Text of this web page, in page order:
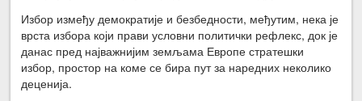
Избор између демократије и безбедности, међутим, нека је
врста избора који прави условни политички рефлекс, док је
данас пред најважнијим земљама Европе стратешки
избор, простор на коме се бира пут за наредних неколико
деценија.